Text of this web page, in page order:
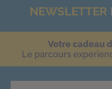
NEWSLETTER
Votre cadeau
Le parcours